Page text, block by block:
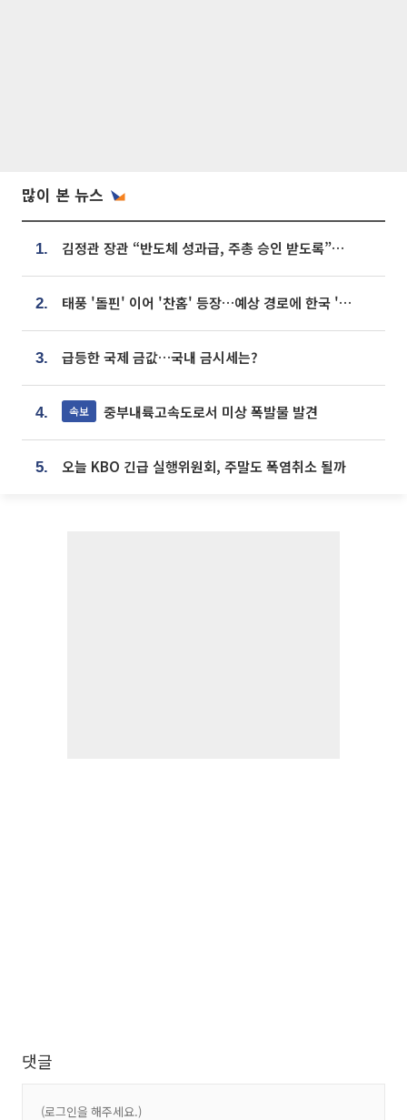
많이 본 뉴스
1. 김정관 장관 “반도체 성과급, 주총 승인 받도록”…상법·자본시장법 개정 시사
2. 태풍 '돌핀' 이어 '찬홈' 등장…예상 경로에 한국 '한숨'
3. 급등한 국제 금값…국내 금시세는?
4. 속보 중부내륙고속도로서 미상 폭발물 발견
5. 오늘 KBO 긴급 실행위원회, 주말도 폭염취소 될까
댓글